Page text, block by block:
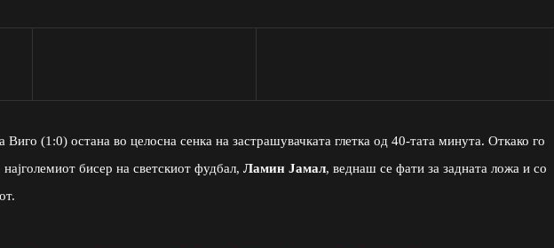
(1:0) остана во целосна сенка на застрашувачката глетка од 40-тата минута. Откако го
бисер на светскиот фудбал, Ламин Јамал, веднаш се фати за задната ложа и со